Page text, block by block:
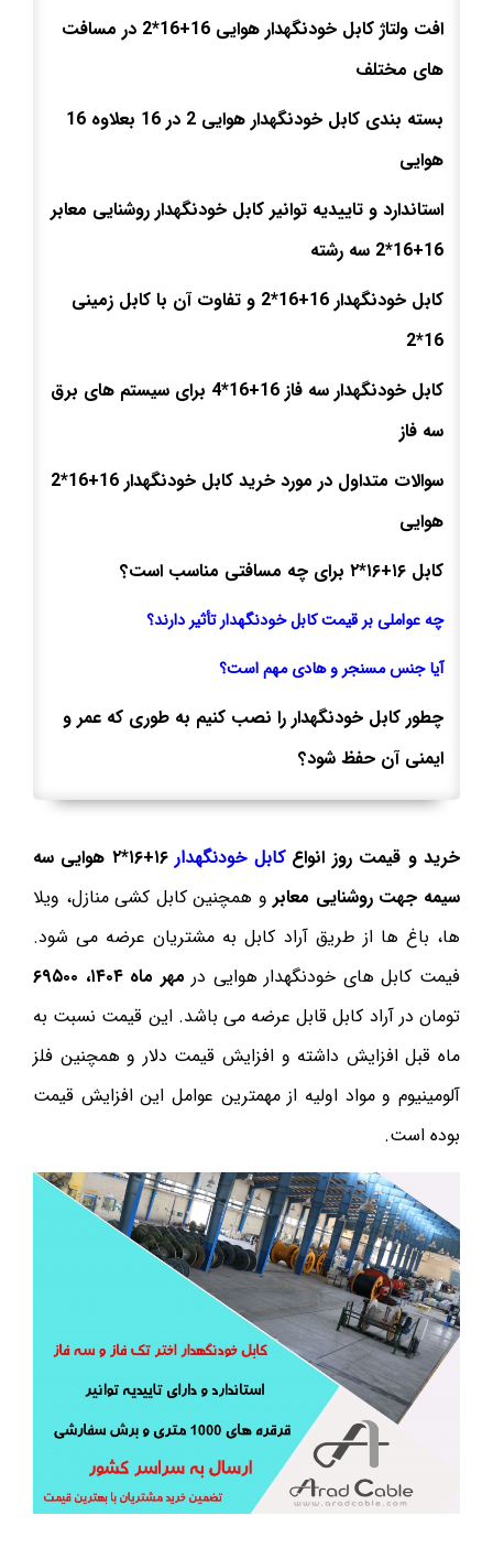
افت ولتاژ کابل خودنگهدار هوایی 16+16*2 در مسافت
های مختلف
بسته بندی کابل خودنگهدار هوایی 2 در 16 بعلاوه 16
هوایی
استاندارد و تاییدیه توانیر کابل خودنگهدار روشنایی معابر
16+16*2 سه رشته
کابل خودنگهدار 16+16*2 و تفاوت آن با کابل زمینی
16*2
کابل خودنگهدار سه فاز 16+16*4 برای سیستم های برق
سه فاز
سوالات متداول در مورد خرید کابل خودنگهدار 16+16*2
هوایی
کابل ۱۶+۱۶*۲ برای چه مسافتی مناسب است؟
چه عواملی بر قیمت کابل خودنگهدار تأثیر دارند؟
آیا جنس مسنجر و هادی مهم است؟
چطور کابل خودنگهدار را نصب کنیم به طوری که عمر و
ایمنی آن حفظ شود؟
خرید و قیمت روز انواعکابل خودنگهدار
۱۶+۱۶*۲ هوایی سه
سیمه جهت روشنایی معابرو همچنین کابل کشی منازل، ویلا
ها، باغ ها از طریق آراد کابل به مشتریان عرضه می شود.
فیمت کابل های خودنگهدار هوایی در مهر ماه ۱۴۰۴، ۶۹۵۰۰
تومان در آراد کابل قابل عرضه می باشد. این قیمت نسبت به
ماه قبل افزایش داشته و افزایش قیمت دلار و همچنین فلز
آلومینیوم و مواد اولیه از مهمترین عوامل این افزایش قیمت
بوده است.